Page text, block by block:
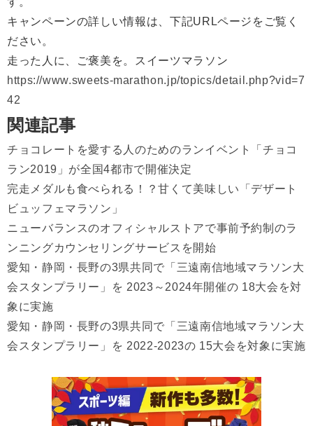
キャンペーンの詳しい情報は、下記URLページをご覧く
ださい。
走った人に、ご褒美を。スイーツマラソン
https://www.sweets-marathon.jp/topics/detail.php?vid=7
42
関連記事
チョコレートを愛する人のためのランイベント「チョコ
ラン2019」が全国4都市で開催決定
完走メダルも食べられる！？甘くて美味しい「デザート
ビュッフェマラソン」
ニューバランスのオフィシャルストアで事前予約制のラ
ンニングカウンセリングサービスを開始
愛知・静岡・長野の3県共同で「三遠南信地域マラソン大
会スタンプラリー」を 2023～2024年開催の 18大会を対
象に実施
愛知・静岡・長野の3県共同で「三遠南信地域マラソン大
会スタンプラリー」を 2022-2023の 15大会を対象に実施